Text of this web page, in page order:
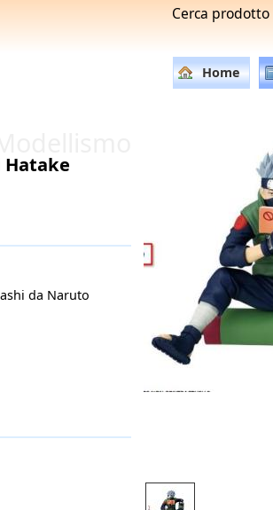
Cerca prodotto
Home
Hatake
da Naruto